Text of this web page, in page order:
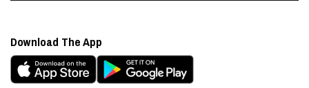
Download The App